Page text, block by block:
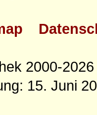
2000-2026
15. Juni